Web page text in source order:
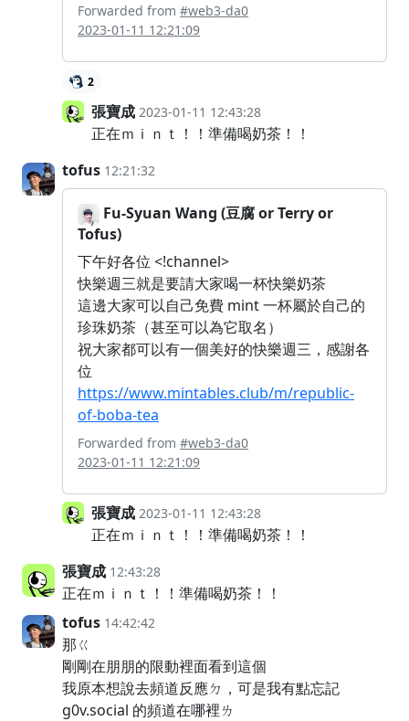
Forwarded from #web3-da0
2023-01-11 12:21:09
2
張寶成 2023-01-11 12:43:28
正在ｍｉｎｔ！！準備喝奶茶！！
tofus 12:21:32
Fu-Syuan Wang (豆腐 or Terry or
Tofus)
下午好各位 <!channel>
快樂週三就是要請大家喝一杯快樂奶茶
這邊大家可以自己免費 mint 一杯屬於自己的
珍珠奶茶（甚至可以為它取名）
祝大家都可以有一個美好的快樂週三，感謝各
位
https://www.mintables.club/m/republic-
of-boba-tea
Forwarded from #web3-da0
2023-01-11 12:21:09
張寶成 2023-01-11 12:43:28
正在ｍｉｎｔ！！準備喝奶茶！！
張寶成 12:43:28
正在ｍｉｎｔ！！準備喝奶茶！！
tofus 14:42:42
那ㄍ
剛剛在朋朋的限動裡面看到這個
我原本想說去頻道反應ㄉ，可是我有點忘記
g0v.social 的頻道在哪裡ㄌ